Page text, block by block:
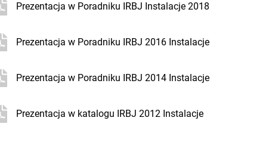
Prezentacja w Poradniku IRBJ Instalacje 2018
Prezentacja w Poradniku IRBJ 2016 Instalacje
Prezentacja w Poradniku IRBJ 2014 Instalacje
Prezentacja w katalogu IRBJ 2012 Instalacje